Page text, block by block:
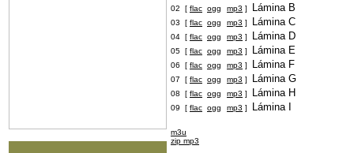
02 [ flac ogg mp3 ] Lámina B
03 [ flac ogg mp3 ] Lámina C
04 [ flac ogg mp3 ] Lámina D
05 [ flac ogg mp3 ] Lámina E
06 [ flac ogg mp3 ] Lámina F
07 [ flac ogg mp3 ] Lámina G
08 [ flac ogg mp3 ] Lámina H
09 [ flac ogg mp3 ] Lámina I
m3u
zip mp3